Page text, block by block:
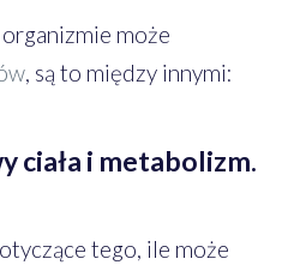
może
, są to między innymi:
ciała i metabolizm.
tego, ile może